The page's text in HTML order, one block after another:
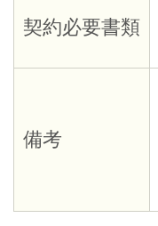
契約必要書類
備考